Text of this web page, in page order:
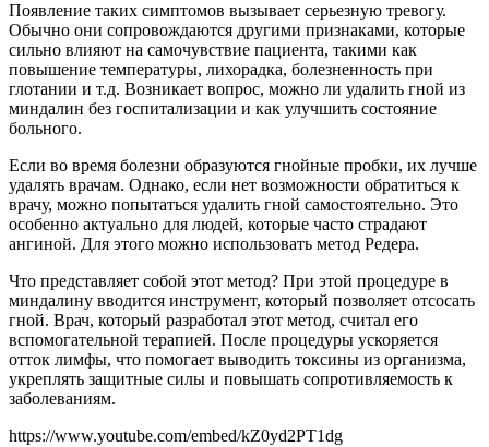
Появление таких симптомов вызывает серьезную тревогу.
Обычно они сопровождаются другими признаками, которые
сильно влияют на самочувствие пациента, такими как
повышение температуры, лихорадка, болезненность при
глотании и т.д. Возникает вопрос, можно ли удалить гной из
миндалин без госпитализации и как улучшить состояние
больного.
Если во время болезни образуются гнойные пробки, их лучше
удалять врачам. Однако, если нет возможности обратиться к
врачу, можно попытаться удалить гной самостоятельно. Это
особенно актуально для людей, которые часто страдают
ангиной. Для этого можно использовать метод Редера.
Что представляет собой этот метод? При этой процедуре в
миндалину вводится инструмент, который позволяет отсосать
гной. Врач, который разработал этот метод, считал его
вспомогательной терапией. После процедуры ускоряется
отток лимфы, что помогает выводить токсины из организма,
укреплять защитные силы и повышать сопротивляемость к
заболеваниям.
https://www.youtube.com/embed/kZ0yd2PT1dg